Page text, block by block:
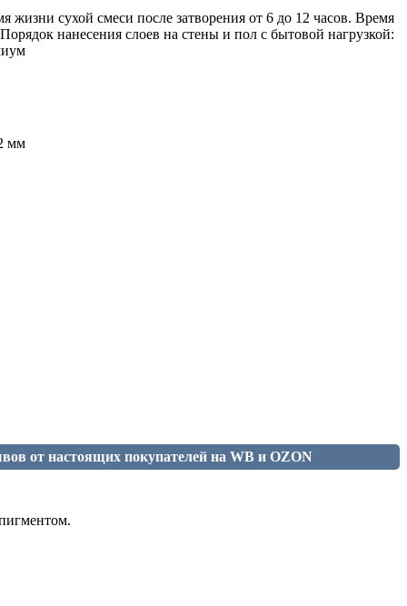
сухой смеси после затворения от 6 до 12 часов. Время
нанесения слоев на стены и пол с бытовой нагрузкой:
мм
от настоящих покупателей на WB и OZON